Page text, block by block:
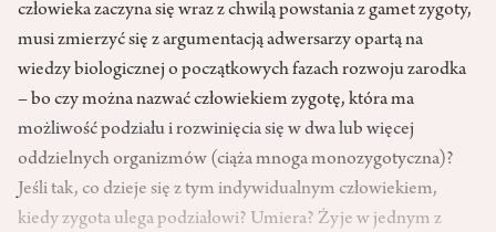
człowieka zaczyna się wraz z chwilą powstania z gamet zygoty,
musi zmierzyć się z argumentacją adwersarzy opartą na
wiedzy biologicznej o początkowych fazach rozwoju zarodka
– bo czy można nazwać człowiekiem zygotę, która ma
możliwość podziału i rozwinięcia się w dwa lub więcej
oddzielnych organizmów (ciąża mnoga monozygotyczna)?
Jeśli tak, co dzieje się z tym indywidualnym człowiekiem,
kiedy zygota ulega podziałowi? Umiera? Żyje w jednym z